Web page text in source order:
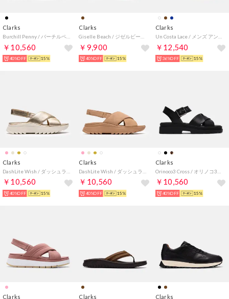
Clarks
￥10,560
40%OFF 15%
Clarks
￥9,900
40%OFF 15%
Clarks
￥12,540
36%OFF 15%
Clarks
￥10,560
40%OFF 15%
Clarks
￥10,560
40%OFF 15%
Clarks
￥10,560
40%OFF 15%
Clarks Clarks Clarks